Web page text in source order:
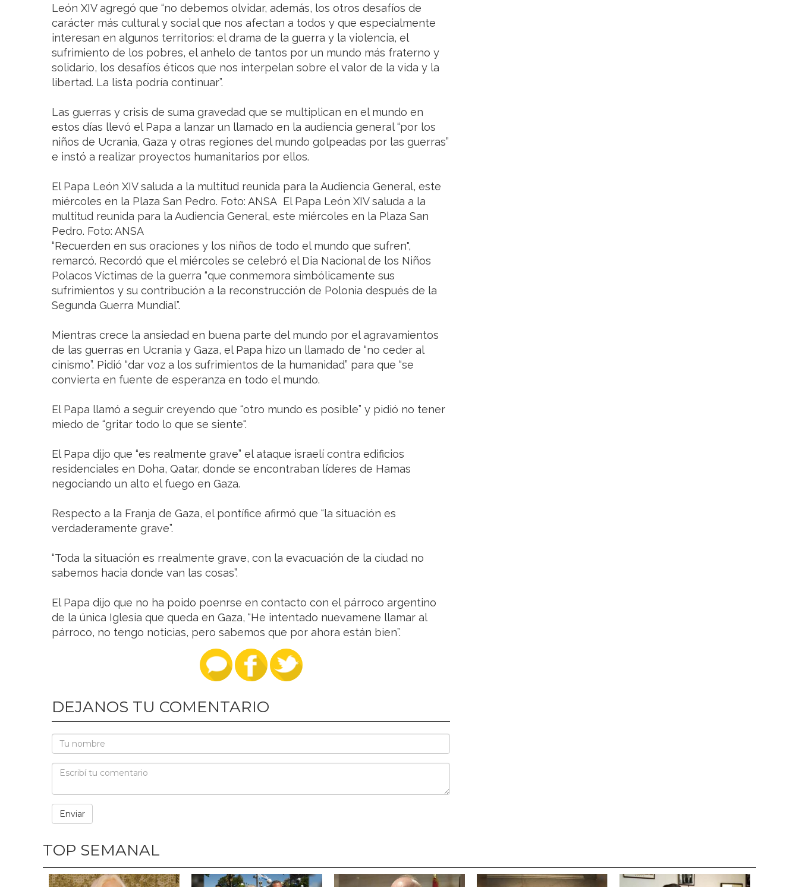
León XIV agregó que “no debemos olvidar, además, los otros desafíos de
carácter más cultural y social que nos afectan a todos y que especialmente
interesan en algunos territorios: el drama de la guerra y la violencia, el
sufrimiento de los pobres, el anhelo de tantos por un mundo más fraterno y
solidario, los desafíos éticos que nos interpelan sobre el valor de la vida y la
libertad. La lista podría continuar”.
Las guerras y crisis de suma gravedad que se multiplican en el mundo en
estos días llevó el Papa a lanzar un llamado en la audiencia general “por los
niños de Ucrania, Gaza y otras regiones del mundo golpeadas por las guerras”
e instó a realizar proyectos humanitarios por ellos.
El Papa León XIV saluda a la multitud reunida para la Audiencia General, este
miércoles en la Plaza San Pedro. Foto: ANSA El Papa León XIV saluda a la
multitud reunida para la Audiencia General, este miércoles en la Plaza San
Pedro. Foto: ANSA
“Recuerden en sus oraciones y los niños de todo el mundo que sufren",
remarcó. Recordó que el miércoles se celebró el Dia Nacional de los Niños
Polacos Víctimas de la guerra “que conmemora simbólicamente sus
sufrimientos y su contribución a la reconstrucción de Polonia después de la
Segunda Guerra Mundial”.
Mientras crece la ansiedad en buena parte del mundo por el agravamientos
de las guerras en Ucrania y Gaza, el Papa hizo un llamado de “no ceder al
cinismo”. Pidió “dar voz a los sufrimientos de la humanidad” para que “se
convierta en fuente de esperanza en todo el mundo.
El Papa llamó a seguir creyendo que “otro mundo es posible” y pidió no tener
miedo de “gritar todo lo que se siente".
El Papa dijo que “es realmente grave” el ataque israelí contra edificios
residenciales en Doha, Qatar, donde se encontraban líderes de Hamas
negociando un alto el fuego en Gaza.
Respecto a la Franja de Gaza, el pontífice afirmó que “la situación es
verdaderamente grave”.
“Toda la situación es rrealmente grave, con la evacuación de la ciudad no
sabemos hacia donde van las cosas”.
El Papa dijo que no ha poido poenrse en contacto con el párroco argentino
de la única Iglesia que queda en Gaza, “He intentado nuevamene llamar al
párroco, no tengo noticias, pero sabemos que por ahora están bien”.
DEJANOS TU COMENTARIO
TOP SEMANAL